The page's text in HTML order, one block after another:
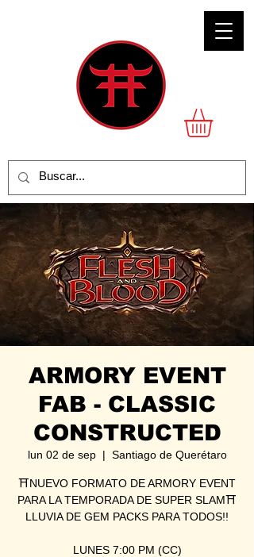
ARMORY EVENT
FAB - CLASSIC
CONSTRUCTED
lun 02 de sep
  |
Santiago de Querétaro
⛩NUEVO FORMATO DE ARMORY EVENT
PARA LA TEMPORADA DE SUPER SLAM⛩
LLUVIA DE GEM PACKS PARA TODOS!!
LUNES 7:00 PM (CC)